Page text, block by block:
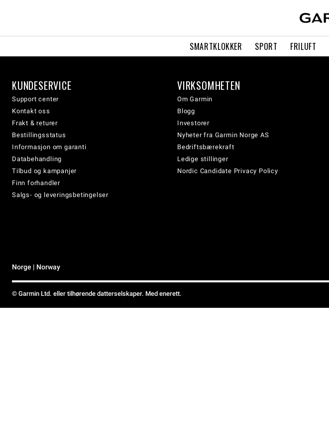
SMARTKLOKKER SPORT FRILUFT
KUNDESERVICE
Support center
Kontakt oss
Frakt & returer
Bestillingsstatus
Informasjon om garanti
Databehandling
Tilbud og kampanjer
Finn forhandler
Salgs- og leveringsbetingelser
VIRKSOMHETEN
Om Garmin
Blogg
Investorer
Nyheter fra Garmin Norge AS
Bedriftsbærekraft
Ledige stillinger
Nordic Candidate Privacy Policy
Norge | Norway
© Garmin Ltd. eller tilhørende datterselskaper. Med enerett.